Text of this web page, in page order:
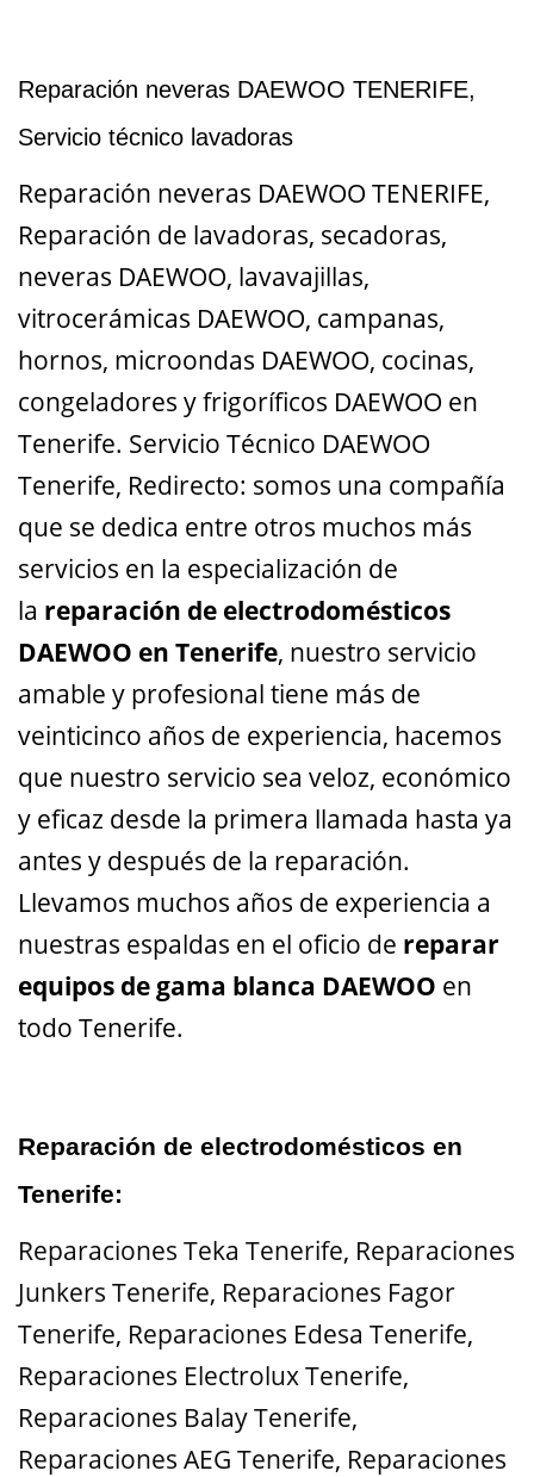
Reparación neveras DAEWOO TENERIFE,
Servicio técnico lavadoras
Reparación neveras DAEWOO TENERIFE,
Reparación de lavadoras, secadoras,
neveras DAEWOO, lavavajillas,
vitrocerámicas DAEWOO, campanas,
hornos, microondas DAEWOO, cocinas,
congeladores y frigoríficos DAEWOO en
Tenerife. Servicio Técnico DAEWOO
Tenerife, Redirecto: somos una compañía
que se dedica entre otros muchos más
servicios en la especialización de
la reparación de electrodomésticos
DAEWOO en Tenerife, nuestro servicio
amable y profesional tiene más de
veinticinco años de experiencia, hacemos
que nuestro servicio sea veloz, económico
y eficaz desde la primera llamada hasta ya
antes y después de la reparación.
Llevamos muchos años de experiencia a
nuestras espaldas en el oficio de reparar
equipos de gama blanca DAEWOO en
todo Tenerife.
Reparación de electrodomésticos en
Tenerife:
Reparaciones Teka Tenerife, Reparaciones
Junkers Tenerife, Reparaciones Fagor
Tenerife, Reparaciones Edesa Tenerife,
Reparaciones Electrolux Tenerife,
Reparaciones Balay Tenerife,
Reparaciones AEG Tenerife, Reparaciones